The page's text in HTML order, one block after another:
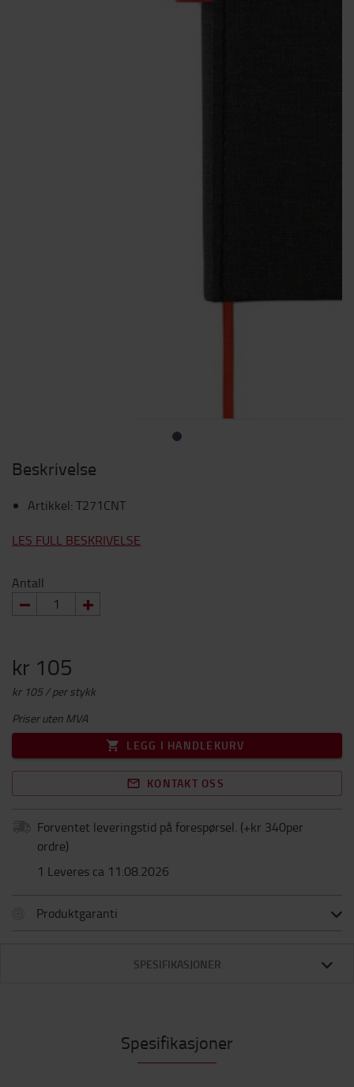
Beskrivelse
Artikkel: T271CNT
LES FULL BESKRIVELSE
Antall
kr 105
kr 105 / per stykk
Priser uten MVA
LEGG I HANDLEKURV
KONTAKT OSS
Forventet leveringstid på forespørsel. (+kr 340per
ordre)
1 Leveres ca 11.08.2026
Produktgaranti
SPESIFIKASJONER
Spesifikasjoner